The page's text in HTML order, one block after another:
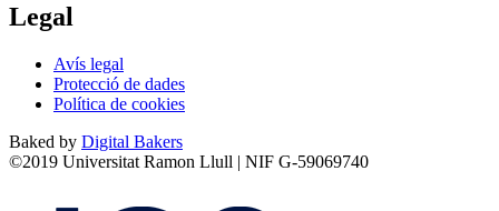
Legal
Avís legal
Protecció de dades
Política de cookies
Baked by Digital Bakers
©2019 Universitat Ramon Llull | NIF G-59069740